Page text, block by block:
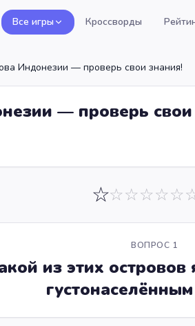
Все игры Кроссворды
Индонезии — проверь свои знания!
— проверь
☆☆☆☆☆☆
ВОПРОС 1
из этих островов